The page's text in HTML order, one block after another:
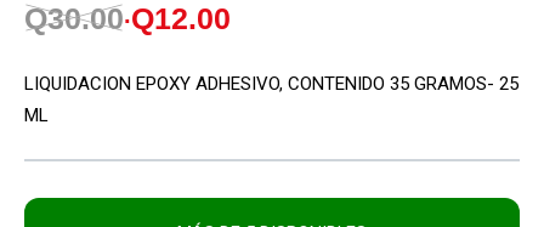
Q30.00
El
original
era:
Q12.00
El
actual
es:
LIQUIDACION EPOXY ADHESIVO, CONTENIDO 35 GRAMOS- 25
ML